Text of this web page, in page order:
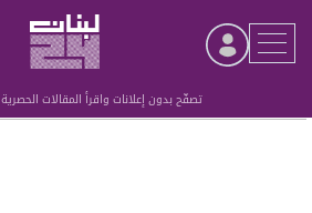
تصفّح بدون إعلانات واقرأ المقالات الحصرية
Advertisement